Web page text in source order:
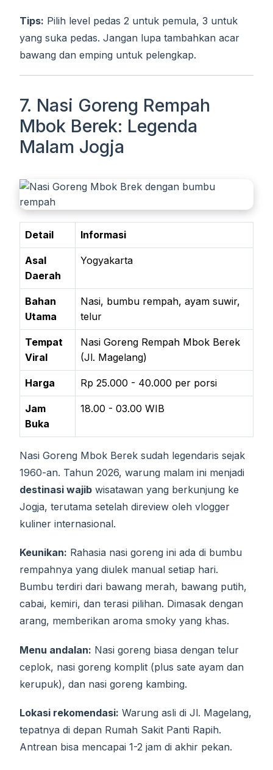
Tips: Pilih level pedas 2 untuk pemula, 3 untuk
yang suka pedas. Jangan lupa tambahkan acar
bawang dan emping untuk pelengkap.
7. Nasi Goreng Rempah
Mbok Berek: Legenda
Malam Jogja
Detail Informasi
Asal
Daerah
Yogyakarta
Bahan
Utama
Nasi, bumbu rempah, ayam suwir,
telur
Tempat
Viral
Nasi Goreng Rempah Mbok Berek
(Jl. Magelang)
Harga Rp 25.000 - 40.000 per porsi
Jam
Buka
18.00 - 03.00 WIB
Nasi Goreng Mbok Berek sudah legendaris sejak
1960-an. Tahun 2026, warung malam ini menjadi
destinasi wajib wisatawan yang berkunjung ke
Jogja, terutama setelah direview oleh vlogger
kuliner internasional.
Keunikan: Rahasia nasi goreng ini ada di bumbu
rempahnya yang diulek manual setiap hari.
Bumbu terdiri dari bawang merah, bawang putih,
cabai, kemiri, dan terasi pilihan. Dimasak dengan
arang, memberikan aroma smoky yang khas.
Menu andalan: Nasi goreng biasa dengan telur
ceplok, nasi goreng komplit (plus sate ayam dan
kerupuk), dan nasi goreng kambing.
Lokasi rekomendasi: Warung asli di Jl. Magelang,
tepatnya di depan Rumah Sakit Panti Rapih.
Antrean bisa mencapai 1-2 jam di akhir pekan.